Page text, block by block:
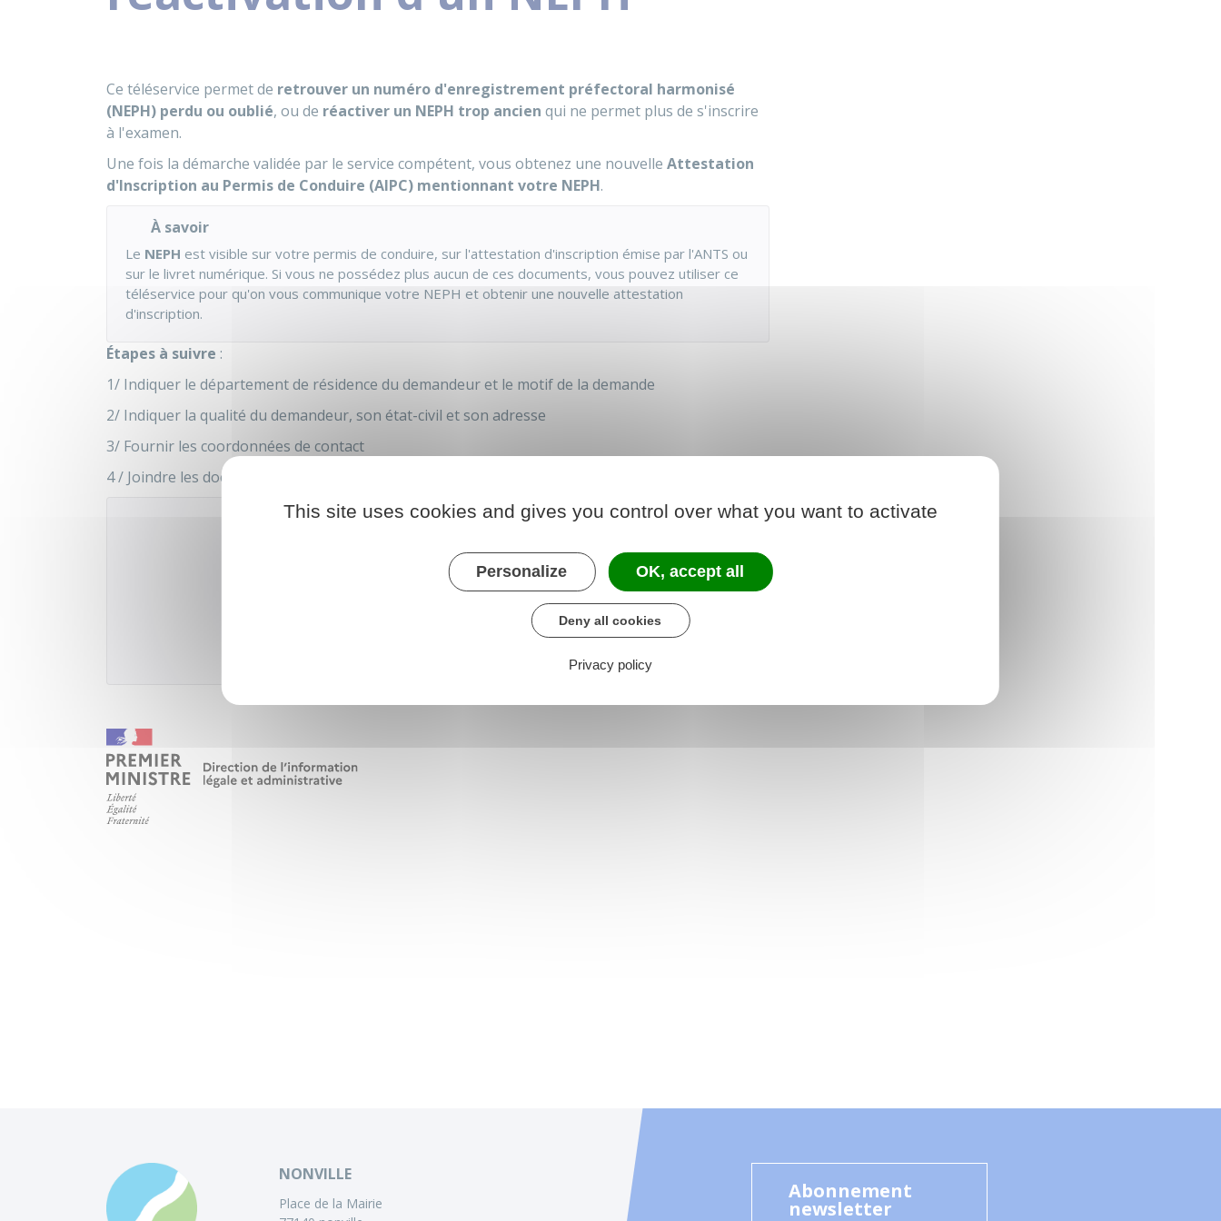
Ce téléservice permet de retrouver un numéro d'enregistrement préfectoral harmonisé
(NEPH) perdu ou oublié, ou de réactiver un NEPH trop ancien qui ne permet plus de s'inscrire
à l'examen.
Une fois la démarche validée par le service compétent, vous obtenez une nouvelle Attestation
d'Inscription au Permis de Conduire (AIPC) mentionnant votre NEPH.
À savoir
Le NEPH est visible sur votre permis de conduire, sur l'attestation d'inscription émise par l'ANTS ou
sur le livret numérique. Si vous ne possédez plus aucun de ces documents, vous pouvez utiliser ce
téléservice pour qu'on vous communique votre NEPH et obtenir une nouvelle attestation
d'inscription.
Étapes à suivre :
1/ Indiquer le département de résidence du demandeur et le motif de la demande
2/ Indiquer la qualité du demandeur, son état-civil et son adresse
3/ Fournir les coordonnées de contact
4 / Joindre les documents justificatifs
Accéder au téléservice
NONVILLE
Place de la Mairie
Abonnement
newsletter
This site uses cookies and gives you control over what you want to activate
Personalize OK, accept all
Deny all cookies
Privacy policy